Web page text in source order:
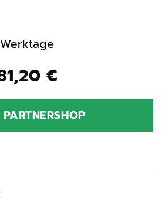
Preis
€
€Aktueller
ist:
181,20 €.